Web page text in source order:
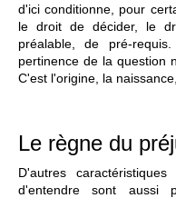
d'ici conditionne, pour
le droit de décider, le
préalable, de pré-
pertinence de la question
C'est l'origine, la
Le règne du
D'autres
d'entendre sont aussi